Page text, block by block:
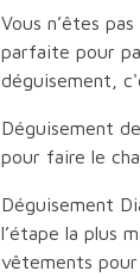
Vous n’êtes
parfaite pour
déguisement,
Déguisement
pour faire le
Déguisement
l’étape la plus
vêtements